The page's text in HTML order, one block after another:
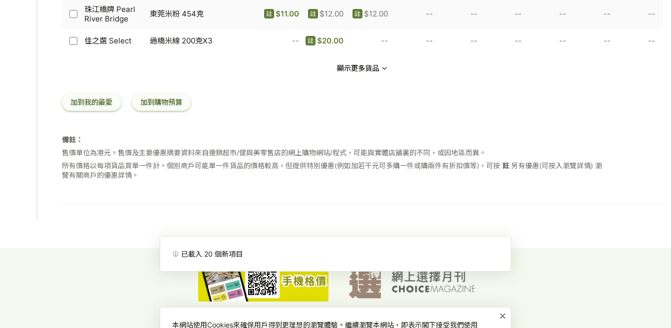
4
片
庭
裝
280
克
西
粉
400
Peacock
東
珠
橋
牌
莞
米
克
珠江橋牌 Pearl
River Bridge
東莞米粉 454克 $11.00
註 $12.00
註 $12.00
註 -- -- -- -- -- --
佳
橋
米
克
X3
佳之選 Select 過橋米線 200克X3 -- $20.00
註 -- -- -- -- -- -- --
顯示更多貨品
加到我的最愛 加到購物預算
備註：
售價單位為港元。售價及主要優惠摘要資料來自連鎖超市/健與美零售店的網上購物網站/程式，可能與實體店舖裏的不同，或因地區而異。
所有價格以每項貨品買單一件計。個別商戶可能單一件貨品的價格較高，但提供特別優惠(例如加若干元可多購一件或購兩件有折扣價等)，可按 註 另有優惠(可按入瀏覽詳情) 瀏
覽有關商戶的優惠詳情。
消費者委員會-首頁 網上價格一覽通-首頁 私隱政策 免責、版權及無障礙聲明 常見問題
已載入 20 個新項目
本網站使用Cookies來確保用戶得到更理想的瀏覽體驗。繼續瀏覽本網站，即表示閣下接受我們使用
×